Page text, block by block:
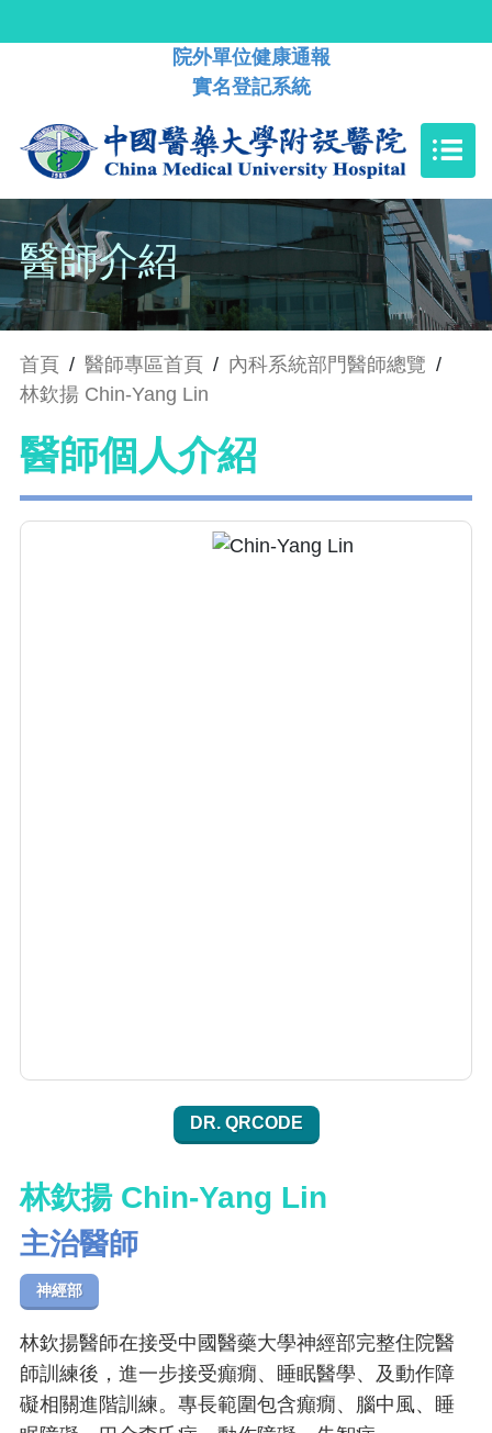
院外單位健康通報
實名登記系統
醫師介紹
首頁 / 醫師專區首頁 / 內科系統部門醫師總覽 /
林欽揚 Chin-Yang Lin
醫師個人介紹
DR. QRCODE
林欽揚 Chin-Yang Lin
主治醫師
神經部
林欽揚醫師在接受中國醫藥大學神經部完整住院醫
師訓練後，進一步接受癲癇、睡眠醫學、及動作障
礙相關進階訓練。專長範圍包含癲癇、腦中風、睡